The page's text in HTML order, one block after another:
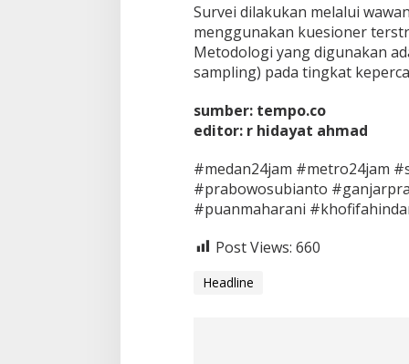
Survei dilakukan melalui
menggunakan kuesioner
Metodologi yang digunakan
sampling) pada tingkat
sumber: tempo.co
editor: r hidayat ahmad
#medan24jam #metro24jam
#prabowosubianto
#puanmaharani
Post Views: 660
Headline